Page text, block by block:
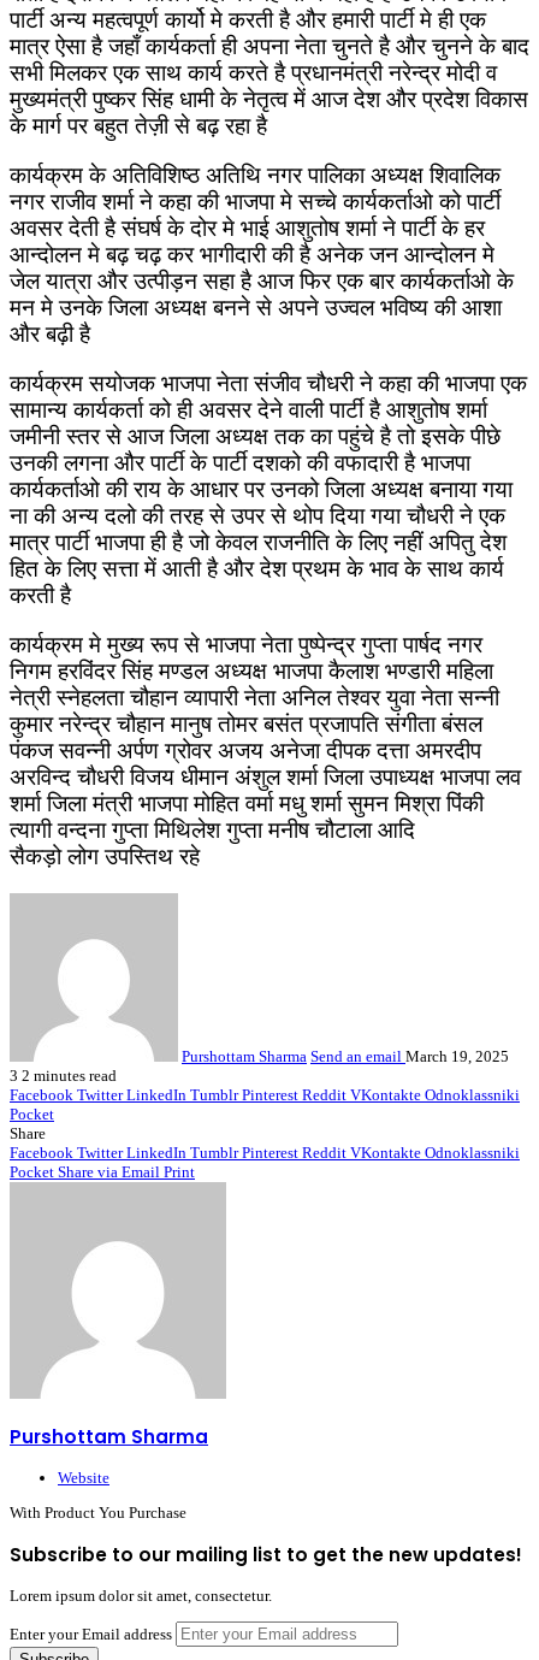
पार्टी अन्य महत्वपूर्ण कार्यो मे करती है और हमारी पार्टी मे ही एक
मात्र ऐसा है जहाँ कार्यकर्ता ही अपना नेता चुनते है और चुनने के बाद
सभी मिलकर एक साथ कार्य करते है प्रधानमंत्री नरेन्द्र मोदी व
मुख्यमंत्री पुष्कर सिंह धामी के नेतृत्व में आज देश और प्रदेश विकास
के मार्ग पर बहुत तेज़ी से बढ़ रहा है
कार्यक्रम के अतिविशिष्ठ अतिथि नगर पालिका अध्यक्ष शिवालिक
नगर राजीव शर्मा ने कहा की भाजपा मे सच्चे कार्यकर्ताओ को पार्टी
अवसर देती है संघर्ष के दोर मे भाई आशुतोष शर्मा ने पार्टी के हर
आन्दोलन मे बढ़ चढ़ कर भागीदारी की है अनेक जन आन्दोलन मे
जेल यात्रा और उत्पीड़न सहा है आज फिर एक बार कार्यकर्ताओ के
मन मे उनके जिला अध्यक्ष बनने से अपने उज्वल भविष्य की आशा
और बढ़ी है
कार्यक्रम सयोजक भाजपा नेता संजीव चौधरी ने कहा की भाजपा एक
सामान्य कार्यकर्ता को ही अवसर देने वाली पार्टी है आशुतोष शर्मा
जमीनी स्तर से आज जिला अध्यक्ष तक का पहुंचे है तो इसके पीछे
उनकी लगना और पार्टी के पार्टी दशको की वफादारी है भाजपा
कार्यकर्ताओ की राय के आधार पर उनको जिला अध्यक्ष बनाया गया
ना की अन्य दलो की तरह से उपर से थोप दिया गया चौधरी ने एक
मात्र पार्टी भाजपा ही है जो केवल राजनीति के लिए नहीं अपितु देश
हित के लिए सत्ता में आती है और देश प्रथम के भाव के साथ कार्य
करती है
कार्यक्रम मे मुख्य रूप से भाजपा नेता पुष्पेन्द्र गुप्ता पार्षद नगर
निगम हरविंदर सिंह मण्डल अध्यक्ष भाजपा कैलाश भण्डारी महिला
नेत्री स्नेहलता चौहान व्यापारी नेता अनिल तेश्वर युवा नेता सन्नी
कुमार नरेन्द्र चौहान मानुष तोमर बसंत प्रजापति संगीता बंसल
पंकज सवन्नी अर्पण ग्रोवर अजय अनेजा दीपक दत्ता अमरदीप
अरविन्द चौधरी विजय धीमान अंशुल शर्मा जिला उपाध्यक्ष भाजपा लव
शर्मा जिला मंत्री भाजपा मोहित वर्मा मधु शर्मा सुमन मिश्रा पिंकी
त्यागी वन्दना गुप्ता मिथिलेश गुप्ता मनीष चौटाला आदि
सैकड़ो लोग उपस्तिथ रहे
Purshottam Sharma Send an email March 19, 2025
3 2 minutes read
Facebook Twitter LinkedIn Tumblr Pinterest Reddit VKontakte Odnoklassniki
Pocket
Share
Facebook Twitter LinkedIn Tumblr Pinterest Reddit VKontakte Odnoklassniki
Pocket Share via Email Print
Purshottam Sharma
Website
With Product You Purchase
Subscribe to our mailing list to get the new updates!
Lorem ipsum dolor sit amet, consectetur.
Enter your Email address